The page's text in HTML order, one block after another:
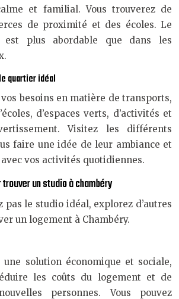
et familial. Vous trouverez de
de proximité et des écoles. Le
plus abordable que dans les
quartier idéal
besoins en matière de transports,
d’espaces verts, d’activités et
Visitez les différents
faire une idée de leur ambiance et
vos activités quotidiennes.
un studio à chambéry
pas le studio idéal, explorez d’autres
un logement à Chambéry.
solution économique et sociale,
les coûts du logement et de
personnes. Vous pouvez